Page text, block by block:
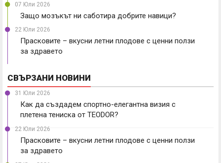
07 Юли 2026
Защо мозъкът ни саботира добрите навици?
22 Юли 2026
Прасковите – вкусни летни плодове с ценни ползи
за здравето
СВЪРЗАНИ НОВИНИ
31 Юли 2026
Как да създадем спортно-елегантна визия с
плетена тениска от TEODOR?
22 Юли 2026
Прасковите – вкусни летни плодове с ценни ползи
за здравето